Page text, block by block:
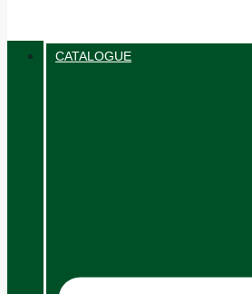
CATALOGUE